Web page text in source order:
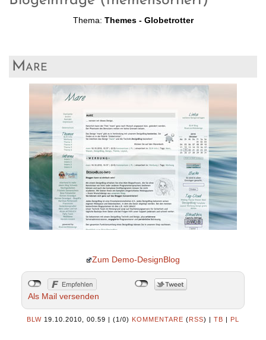
Thema: Themes - Globetrotter
Mare
Zum Demo-DesignBlog
Als Mail versenden
BLW 19.10.2010, 00.59 | (1/0) KOMMENTARE (RSS) | TB | PL